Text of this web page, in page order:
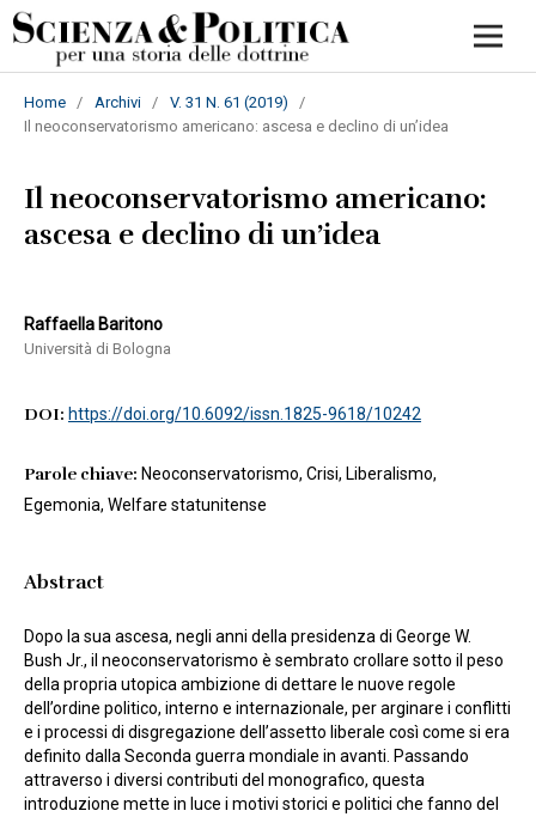
Home / Archivi / V. 31 N. 61 (2019)
/
Il neoconservatorismo americano: ascesa e declino di un’idea
Il neoconservatorismo americano:
ascesa e declino di un’idea
Raffaella Baritono
Università di Bologna
DOI: https://doi.org/10.6092/issn.1825-9618/10242
Parole chiave: Neoconservatorismo, Crisi, Liberalismo,
Egemonia, Welfare statunitense
Abstract
Dopo la sua ascesa, negli anni della presidenza di George W.
Bush Jr., il neoconservatorismo è sembrato crollare sotto il peso
della propria utopica ambizione di dettare le nuove regole
dell’ordine politico, interno e internazionale, per arginare i conflitti
e i processi di disgregazione dell’assetto liberale così come si era
definito dalla Seconda guerra mondiale in avanti. Passando
attraverso i diversi contributi del monografico, questa
introduzione mette in luce i motivi storici e politici che fanno del